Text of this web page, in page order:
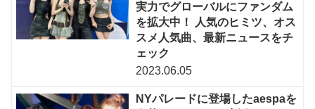
実力でグローバルにファンダム
を拡大中！ 人気のヒミツ、オス
スメ人気曲、最新ニュースをチ
ェック
2023.06.05
NYパレードに登場したaespaを